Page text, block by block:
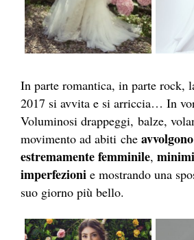
In parte romantica, in parte rock,
2017 si avvita e si arriccia… In
Voluminosi drappeggi, balze,
movimento ad abiti che
estremamente femminile,
imperfezioni e mostrando una
suo giorno più bello.